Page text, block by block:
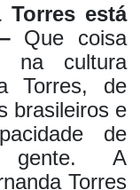
Torres está
Que coisa
na cultura
Torres, de
brasileiros e
de
A
Torres